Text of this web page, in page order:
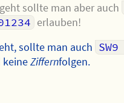
sollte man aber auch
erlauben!
sollte man auch
keineZiffernfolgen.